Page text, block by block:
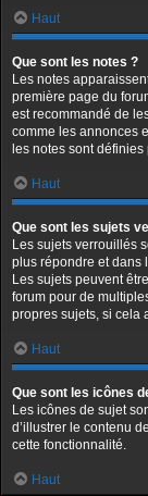
Haut
Que sont les notes ?
Les notes
première page du
est recommandé de
comme les annonces
les notes sont
Haut
Que sont les sujets
Les sujets verrouillés
plus répondre et dans
Les sujets peuvent
forum pour de
propres sujets, si cela
Haut
Que sont les icônes
Les icônes de sujet
d’illustrer le contenu
cette fonctionnalité.
Haut